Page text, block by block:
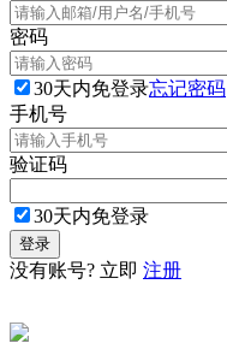
密码
30天内免登录忘记密码
手机号
验证码
30天内免登录
没有账号? 立即 注册